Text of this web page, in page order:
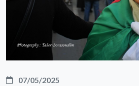
07/05/2025